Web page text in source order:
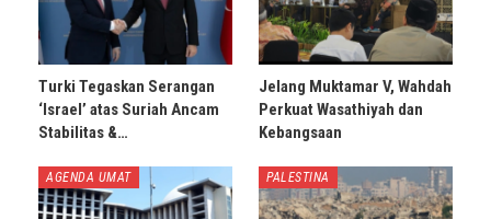
Turki Tegaskan Serangan
‘Israel’ atas Suriah Ancam
Stabilitas &…
Jelang Muktamar V, Wahdah
Perkuat Wasathiyah dan
Kebangsaan
AGENDA UMAT PALESTINA